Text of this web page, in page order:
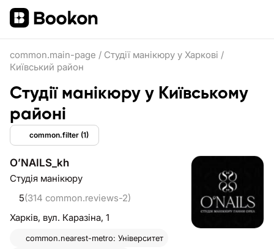
common.main-page / Студії манікюру у Харкові /
Київський район
Студії манікюру у Київському
районі
common.filter (1)
OʼNAILS_kh
Студія манікюру
5(314 common.reviews-2)
Харків, вул. Каразіна, 1
common.nearest-metro: Університет